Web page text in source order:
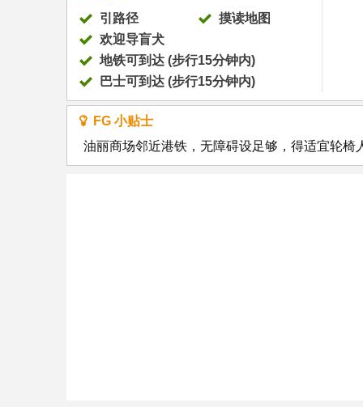
引路径
摸读地图
欢迎导盲犬
地铁可到达 (步行15分钟内)
巴士可到达 (步行15分钟内)
FG 小贴士
油丽商场邻近港铁，无障碍设足够，得适宜轮椅